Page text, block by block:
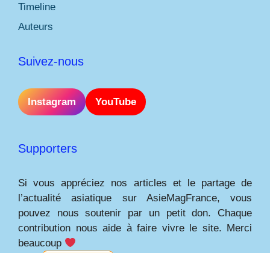
Timeline
Auteurs
Suivez-nous
Instagram YouTube
Supporters
Si vous appréciez nos articles et le partage de
l’actualité asiatique sur AsieMagFrance, vous
pouvez nous soutenir par un petit don. Chaque
contribution nous aide à faire vivre le site. Merci
beaucoup